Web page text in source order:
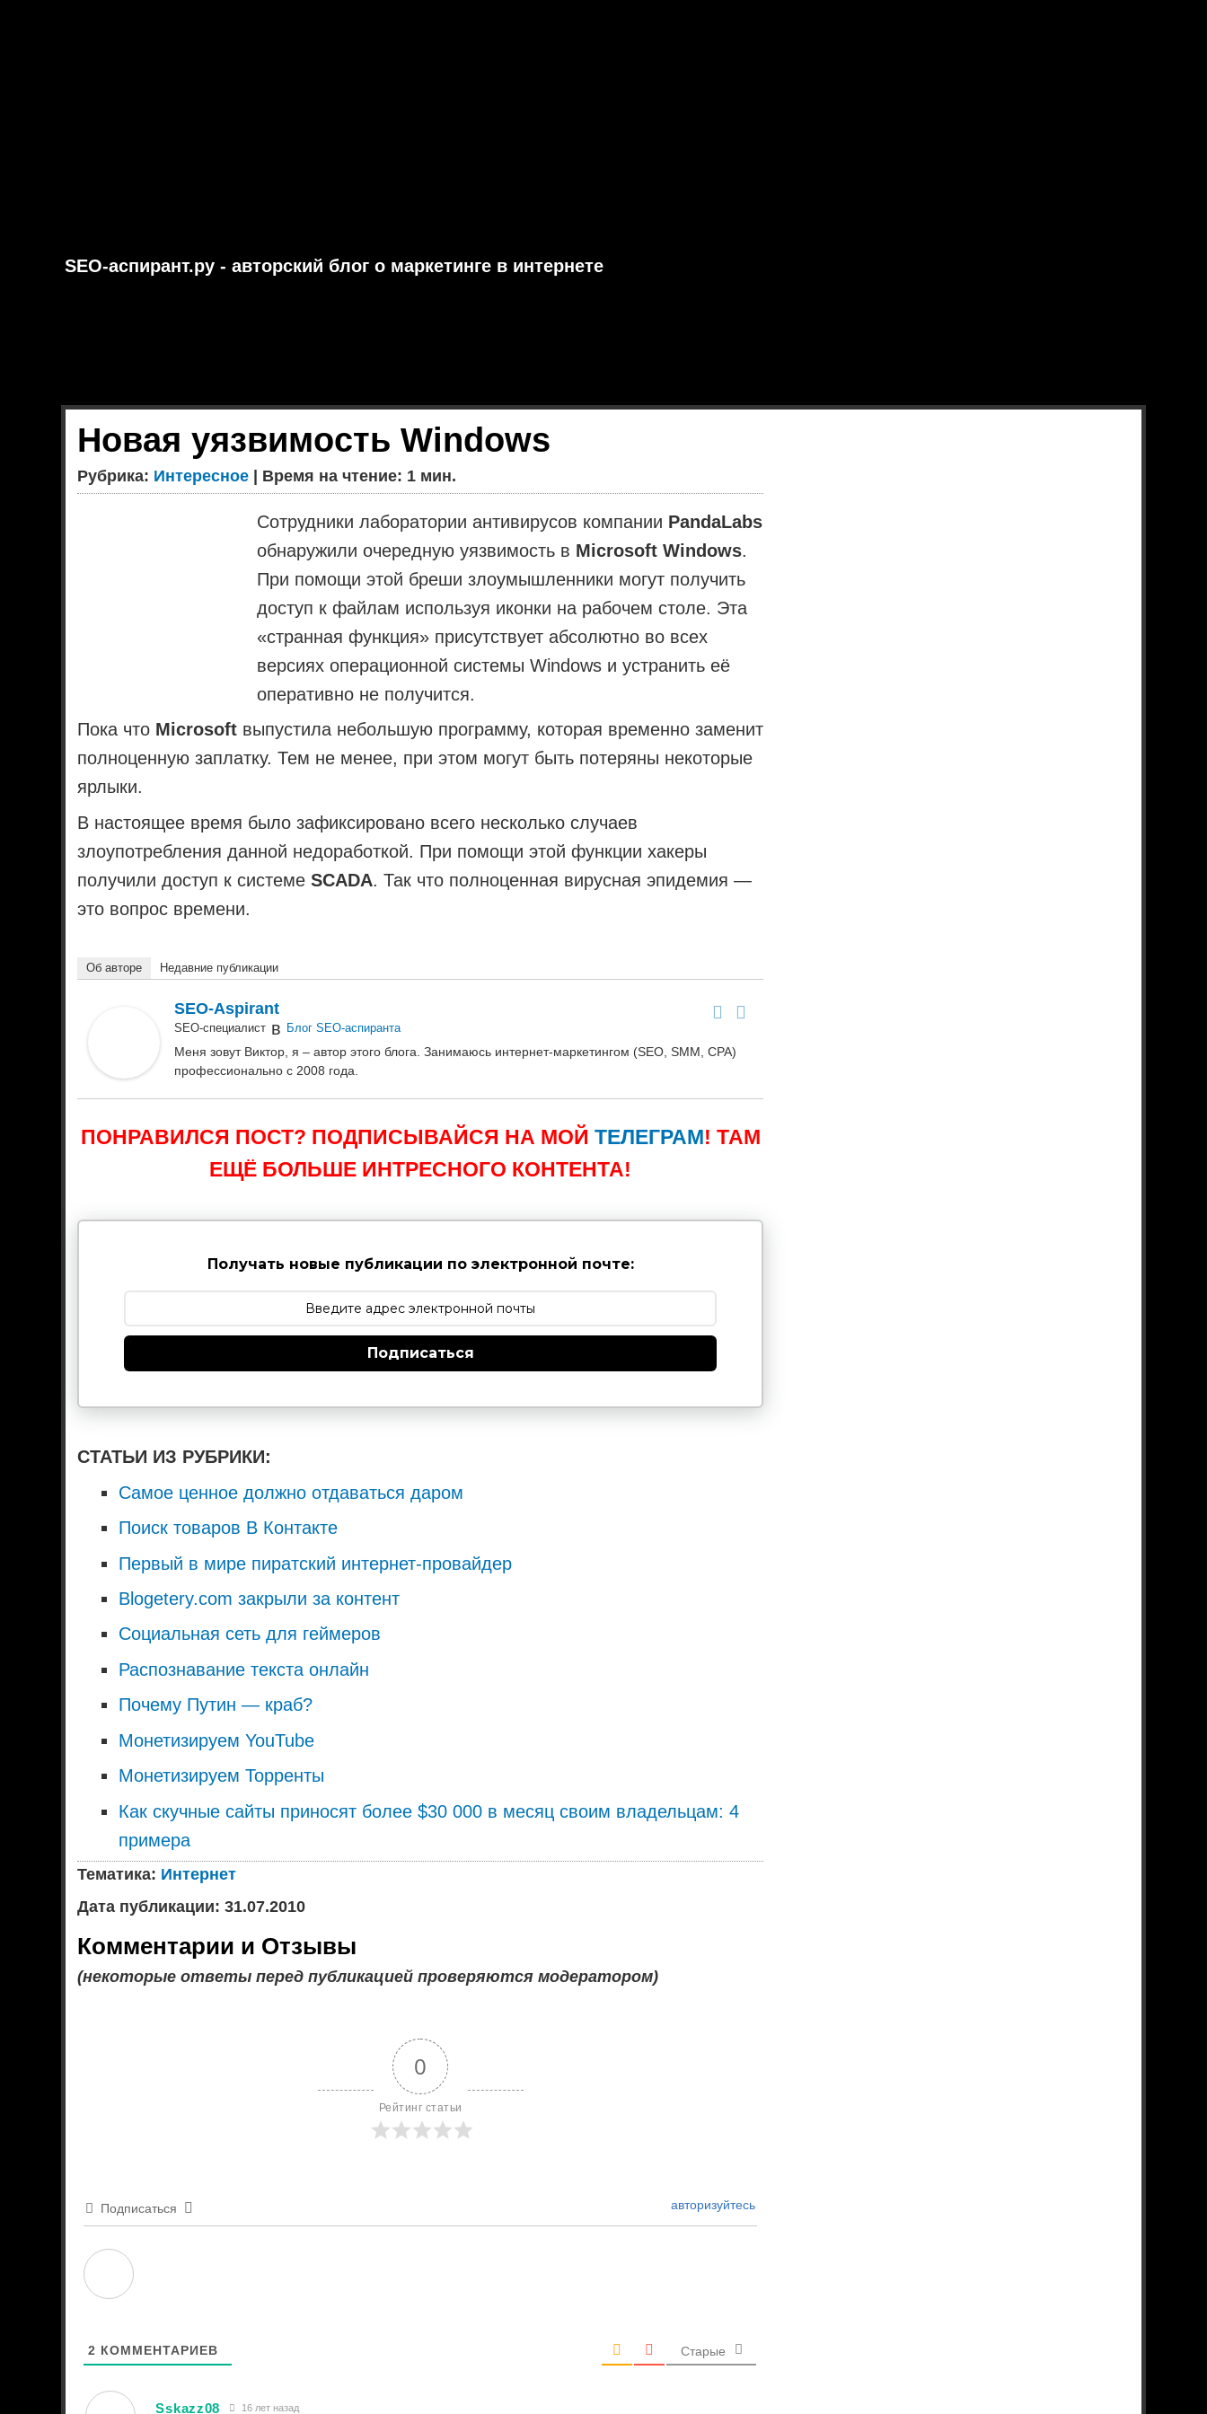
SEO-аспирант.ру - авторский блог о маркетинге в интернете
Новая уязвимость Windows
Рубрика: Интересное | Время на чтение: 1 мин.
Сотрудники лаборатории антивирусов компании PandaLabs
обнаружили очередную уязвимость в Microsoft Windows.
При помощи этой бреши злоумышленники могут получить
доступ к файлам используя иконки на рабочем столе. Эта
«странная функция» присутствует абсолютно во всех
версиях операционной системы Windows и устранить её
оперативно не получится.
Пока что Microsoft выпустила небольшую программу, которая временно заменит
полноценную заплатку. Тем не менее, при этом могут быть потеряны некоторые
ярлыки.
В настоящее время было зафиксировано всего несколько случаев
злоупотребления данной недоработкой. При помощи этой функции хакеры
получили доступ к системеSCADA. Так что полноценная вирусная эпидемия —
это вопрос времени.
Об авторе Недавние публикации
SEO-Aspirant
SEO-специалист в Блог SEO-аспиранта
Меня зовут Виктор, я – автор этого блога. Занимаюсь интернет-маркетингом (SEO, SMM, CPA)
профессионально с 2008 года.
ПОНРАВИЛСЯ ПОСТ? ПОДПИСЫВАЙСЯ НА МОЙ ТЕЛЕГРАМ! ТАМ
ЕЩЁ БОЛЬШЕ ИНТРЕСНОГО КОНТЕНТА!
Получать новые публикации по электронной почте:
Подписаться
СТАТЬИ ИЗ РУБРИКИ:
Самое ценное должно отдаваться даром
Поиск товаров В Контакте
Первый в мире пиратский интернет-провайдер
Blogetery.com закрыли за контент
Социальная сеть для геймеров
Распознавание текста онлайн
Почему Путин — краб?
Монетизируем YouTube
Монетизируем Торренты
Как скучные сайты приносят более $30 000 в месяц своим владельцам: 4
примера
Тематика: Интернет
Дата публикации: 31.07.2010
Комментарии и Отзывы
(некоторые ответы перед публикацией проверяются модератором)
0
Рейтинг статьи
Подписаться авторизуйтесь
2 КОММЕНТАРИЕВ Старые
Sskazz08 16 лет назад